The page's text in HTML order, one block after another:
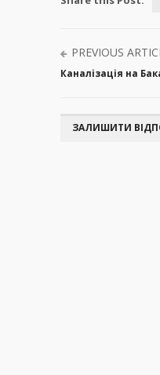
PREVIOUS
Каналізація на
ЗАЛИШИТИ